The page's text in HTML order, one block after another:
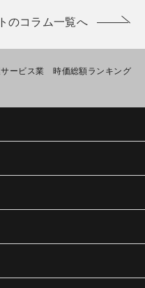
のコラム一覧へ
サービス業 時価総額ランキング